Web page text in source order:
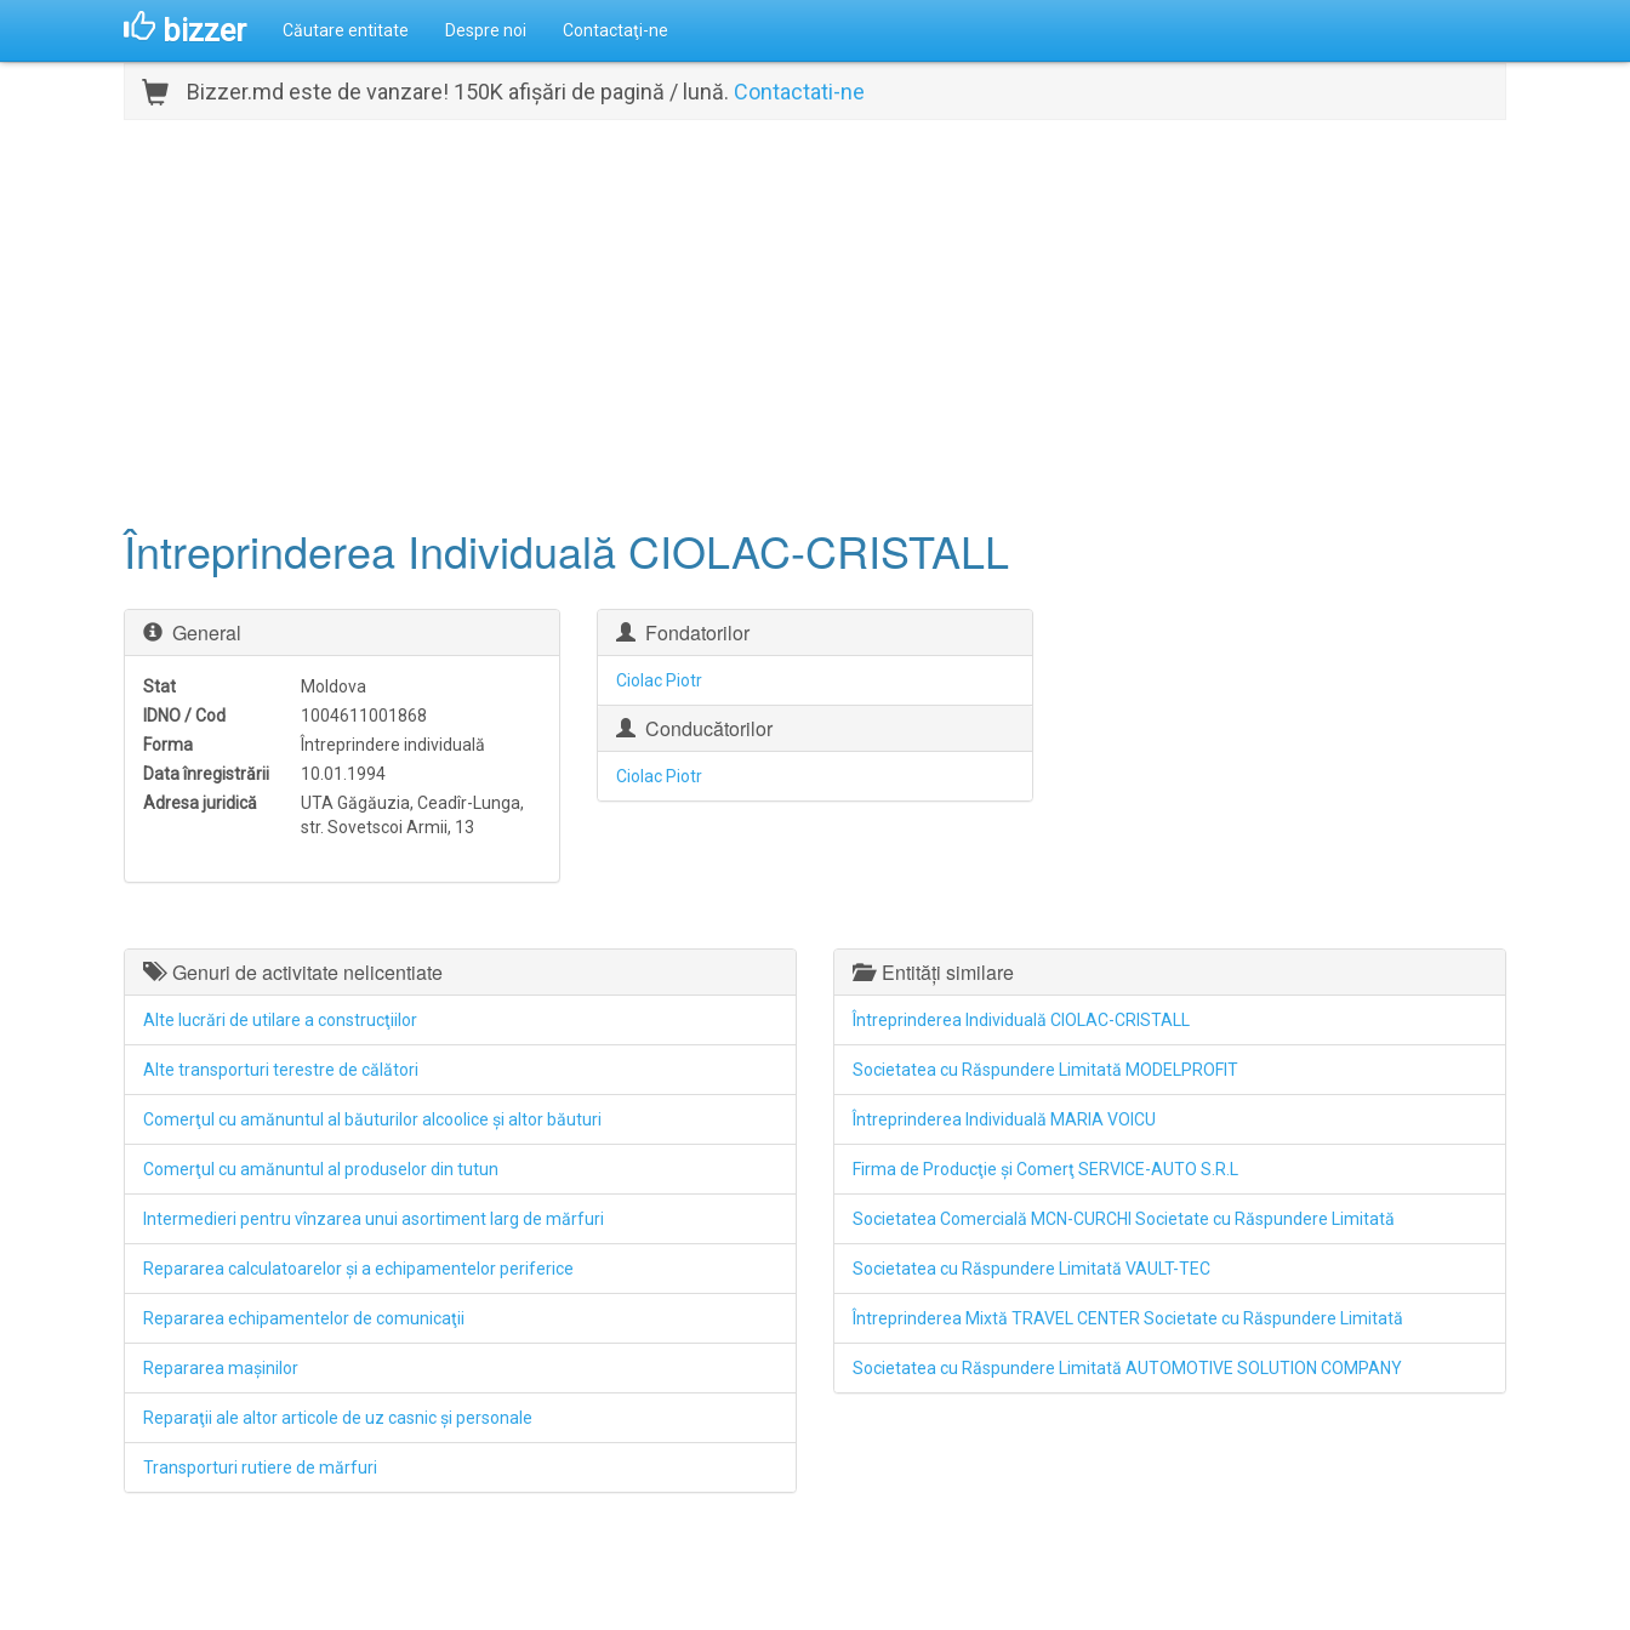
bizzer Căutare entitate Despre noi Contactaţi-ne
Bizzer.md este de vanzare! 150K afișări de pagină / lună. Contactati-ne
Întreprinderea Individuală CIOLAC-CRISTALL
General
Stat
Moldova
IDNO / Cod
1004611001868
Forma
Întreprindere individuală
Data înregistrării
10.01.1994
Adresa juridică
UTA Găgăuzia, Ceadîr-Lunga,
str. Sovetscoi Armii, 13
Fondatorilor
Ciolac Piotr
Conducătorilor
Ciolac Piotr
Genuri de activitate nelicentiate
Alte lucrări de utilare a construcţiilor
Alte transporturi terestre de călători
Comerţul cu amănuntul al băuturilor alcoolice şi altor băuturi
Comerţul cu amănuntul al produselor din tutun
Intermedieri pentru vînzarea unui asortiment larg de mărfuri
Repararea calculatoarelor şi a echipamentelor periferice
Repararea echipamentelor de comunicaţii
Repararea maşinilor
Reparaţii ale altor articole de uz casnic şi personale
Transporturi rutiere de mărfuri
Entități similare
Întreprinderea Individuală CIOLAC-CRISTALL
Societatea cu Răspundere Limitată MODELPROFIT
Întreprinderea Individuală MARIA VOICU
Firma de Producţie şi Comerţ SERVICE-AUTO S.R.L
Societatea Comercială MCN-CURCHI Societate cu Răspundere Limitată
Societatea cu Răspundere Limitată VAULT-TEC
Întreprinderea Mixtă TRAVEL CENTER Societate cu Răspundere Limitată
Societatea cu Răspundere Limitată AUTOMOTIVE SOLUTION COMPANY